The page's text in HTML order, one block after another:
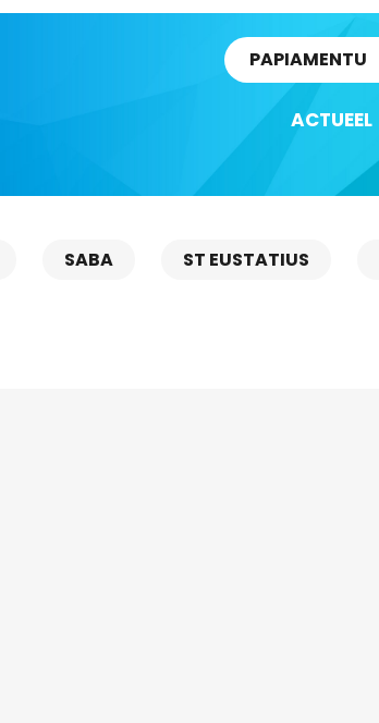
PAPIAMENTU
ACTUEEL
SABA ST EUSTATIUS